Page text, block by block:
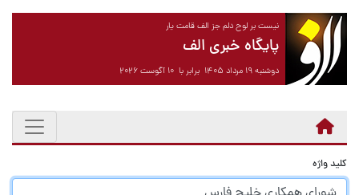
نیست بر لوح دلم جز الف قامت یار
پایگاه خبری الف
دوشنبه ۱۹ مرداد ۱۴۰۵ برابر با ۱۰ آگوست ۲۰۲۶
کلید واژه